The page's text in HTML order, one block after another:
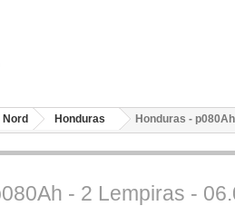
Honduras Honduras -
- 2 Lempiras -